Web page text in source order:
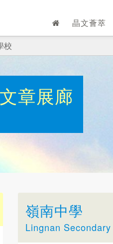
晶文薈萃
校
章展廊
嶺南中學
Lingnan